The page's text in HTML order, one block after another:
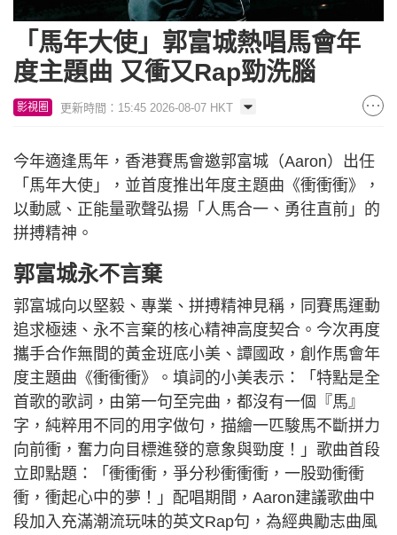
「馬年大使」郭富城熱唱馬會年
度主題曲 又衝又Rap勁洗腦
影視圈 更新時間：15:45 2026-08-07 HKT
今年適逢馬年，香港賽馬會邀郭富城（Aaron）出任
「馬年大使」，並首度推出年度主題曲《衝衝衝》，
以動感、正能量歌聲弘揚「人馬合一、勇往直前」的
拼搏精神。
郭富城永不言棄
郭富城向以堅毅、專業、拼搏精神見稱，同賽馬運動
追求極速、永不言棄的核心精神高度契合。今次再度
攜手合作無間的黃金班底小美、譚國政，創作馬會年
度主題曲《衝衝衝》。填詞的小美表示：「特點是全
首歌的歌詞，由第一句至完曲，都沒有一個『馬』
字，純粹用不同的用字做句，描繪一匹駿馬不斷拼力
向前衝，奮力向目標進發的意象與勁度！」歌曲首段
立即點題：「衝衝衝，爭分秒衝衝衝，一股勁衝衝
衝，衝起心中的夢！」配唱期間，Aaron建議歌曲中
段加入充滿潮流玩味的英文Rap句，為經典勵志曲風